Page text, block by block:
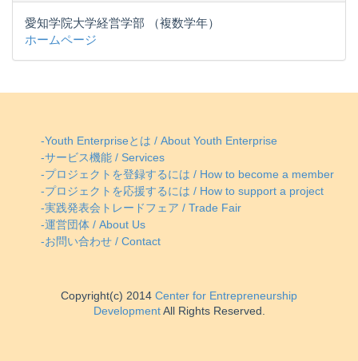
愛知学院大学経営学部 （複数学年）
ホームページ
-Youth Enterpriseとは / About Youth Enterprise
-サービス機能 / Services
-プロジェクトを登録するには / How to become a member
-プロジェクトを応援するには / How to support a project
-実践発表会トレードフェア / Trade Fair
-運営団体 / About Us
-お問い合わせ / Contact
Copyright(c) 2014 Center for Entrepreneurship
DevelopmentAll Rights Reserved.